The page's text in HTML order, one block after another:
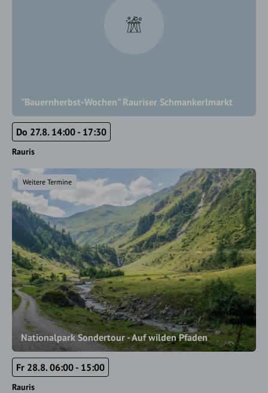
"Bauernherbst-Wochen" Rauriser Schmankerlmarkt
Do 27.8. 14:00 - 17:30
Rauris
Nationalpark Sondertour - Auf wilden Pfaden
Weitere Termine
Fr 28.8. 06:00 - 15:00
Rauris